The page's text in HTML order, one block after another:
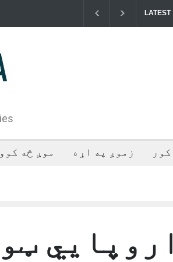
LATEST
کور زموږ په اړه موږ څه
اروپايي